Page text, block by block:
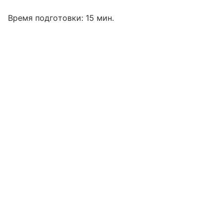
Время подготовки: 15 мин.